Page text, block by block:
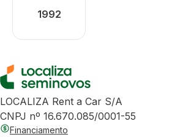
1992
LOCALIZA Rent a Car S/A
CNPJ nº 16.670.085/0001-55
Financiamento